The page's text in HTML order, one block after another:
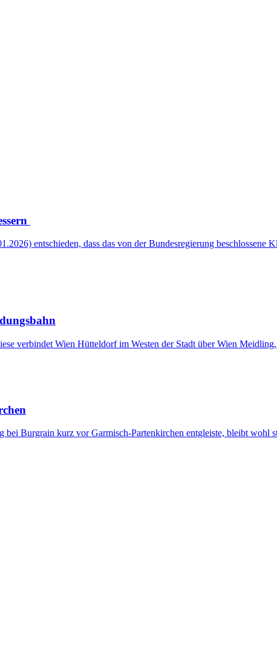
entschieden, dass das von der Bundesregierung beschlossene
verbindet Wien Hütteldorf im Westen der Stadt über Wien
Burgrain kurz vor Garmisch-Partenkirchen entgleiste, bleibt wohl